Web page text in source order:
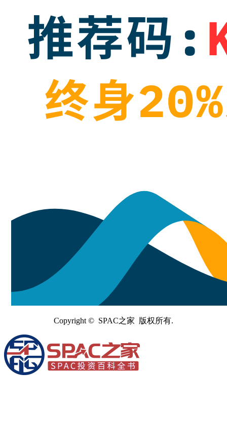
Copyright © SPAC之家 版权所有.